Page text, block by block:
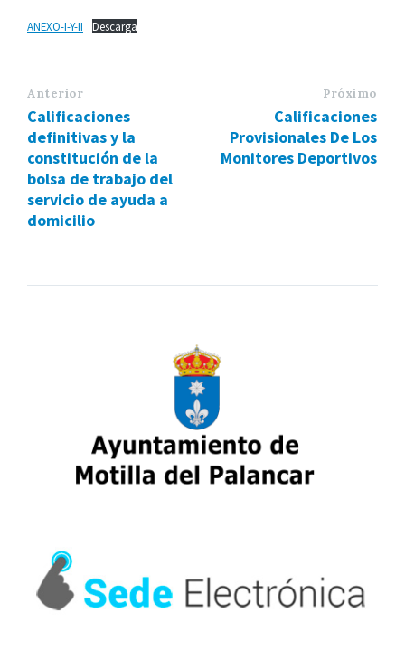
ANEXO-I-Y-II Descarga
Anterior
Calificaciones
definitivas y la
constitución de la
bolsa de trabajo del
servicio de ayuda a
domicilio
Próximo
Calificaciones
Provisionales De Los
Monitores Deportivos